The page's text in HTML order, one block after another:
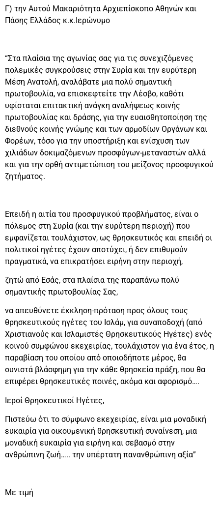
Γ) την Αυτού Μακαριότητα Αρχιεπίσκοπο Αθηνών και
Πάσης Ελλάδος κ.κ.Ιερώνυμο
“Στα πλαίσια της αγωνίας σας για τις συνεχιζόμενες
πολεμικές συγκρούσεις στην Συρία και την ευρύτερη
Μέση Ανατολή, αναλάβατε μια πολύ σημαντική
πρωτοβουλία, να επισκεφτείτε την Λέσβο, καθότι
υφίσταται επιτακτική ανάγκη αναλήψεως κοινής
πρωτοβουλίας και δράσης, για την ευαισθητοποίηση της
διεθνούς κοινής γνώμης και των αρμοδίων Οργάνων και
Φορέων, τόσο για την υποστήριξη και ενίσχυση των
χιλιάδων δοκιμαζόμενων προσφύγων-μεταναστών αλλά
και για την ορθή αντιμετώπιση του μείζονος προσφυγικού
ζητήματος.
Επειδή η αιτία του προσφυγικού προβλήματος, είναι ο
πόλεμος στη Συρία (και την ευρύτερη περιοχή) που
εμφανίζεται τουλάχιστον, ως θρησκευτικός και επειδή οι
πολιτικοί ηγέτες έχουν αποτύχει, ή δεν επιθυμούν
πραγματικά, να επικρατήσει ειρήνη στην περιοχή,
ζητώ από Εσάς, στα πλαίσια της παραπάνω πολύ
σημαντικής πρωτοβουλίας Σας,
να απευθύνετε έκκληση-πρόταση προς όλους τους
θρησκευτικούς ηγέτες του Ισλάμ, για συναποδοχή (από
Χριστιανούς και Ισλαμιστές Θρησκευτικούς Ηγέτες) ενός
κοινού συμφώνου εκεχειρίας, τουλάχιστον για ένα έτος, η
παραβίαση του οποίου από οποιοδήποτε μέρος, θα
συνιστά βλάσφημη για την κάθε θρησκεία πράξη, που θα
επιφέρει θρησκευτικές ποινές, ακόμα και αφορισμό….
Ιεροί Θρησκευτικοί Ηγέτες,
Πιστεύω ότι το σύμφωνο εκεχειρίας, είναι μια μοναδική
ευκαιρία για οικουμενική θρησκευτική συναίνεση, μια
μοναδική ευκαιρία για ειρήνη και σεβασμό στην
ανθρώπινη ζωή….. την υπέρτατη πανανθρώπινη αξία”
Με τιμή